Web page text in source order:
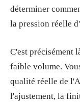
déterminer
la pression réelle
C'est précisément
faible volume.
qualité réelle de
l'ajustement, la